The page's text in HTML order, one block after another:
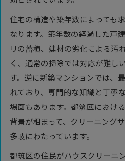
住宅の構造や築年数によっても
なります。築年数の経過した戸
リの蓄積、建材の劣化による汚
く、通常の掃除では対応が難し
す。逆に新築マンションでは、
れており、専門的な知識と丁寧
場面もあります。都筑区におけ
背景が相まって、クリーニング
多岐にわたっています。
都筑区の住民がハウスクリーニ